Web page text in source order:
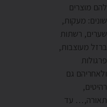
להם מוצרים
שונים: מעקות,
שערים, רשתות
ברזל מעוצבות,
פרגולות
ולאחריהם גם
רהיטים,
תאורה,… עד